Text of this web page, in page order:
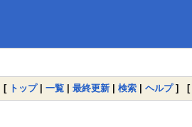
[ トップ| 一覧 | 最終更新 | 検索 | ヘルプ] [